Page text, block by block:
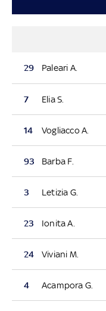
29 Paleari A.
7 Elia S.
14 Vogliacco A.
93 Barba F.
3 Letizia G.
23 Ionita A.
24 Viviani M.
4 Acampora G.